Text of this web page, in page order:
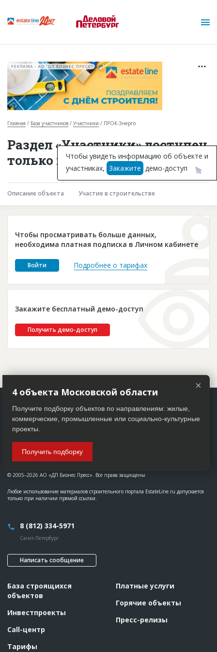
Горячие объекты
База строящихся объектов
Инвестпроекты
Глоссарий
Платные услуги
Пресс-релизы
РЕКЛАМА • АО "ДП БИЗНЕС ПРЕСС"
Главная База участников Участники ПРОК-Энерго
Раздел «Участники» доступен
только подписчикам
Описание объекта Участие в строительстве
Чтобы просматривать больше данных,
необходима платная подписка в Личном кабинете
Войти Подробнее о тарифах
Закажите бесплатный демо-доступ
Получить демо-доступ
Чтобы увидеть информацию об объекте и
участниках, Закажите демо-доступ
© 2005–2026 АО «ДП Бизнес Пресс». Все права защищены
Любое использование материалов строительного портала EstateLine.ru допускается
только при наличии прямой ссылки.
8 (812) 334-5971
Санкт-Петербург
Написать сообщение
База строящихся
объектов
Инвестпроекты
Call-центр
Тарифы
Платные услуги
Горячие объекты
Пресс-релизы
×
4 объекта Московской области
Получите подборку объектов по направлениям: жилые,
коммерческие, промышленные или социально-культурные
проекты.
Получить подборку